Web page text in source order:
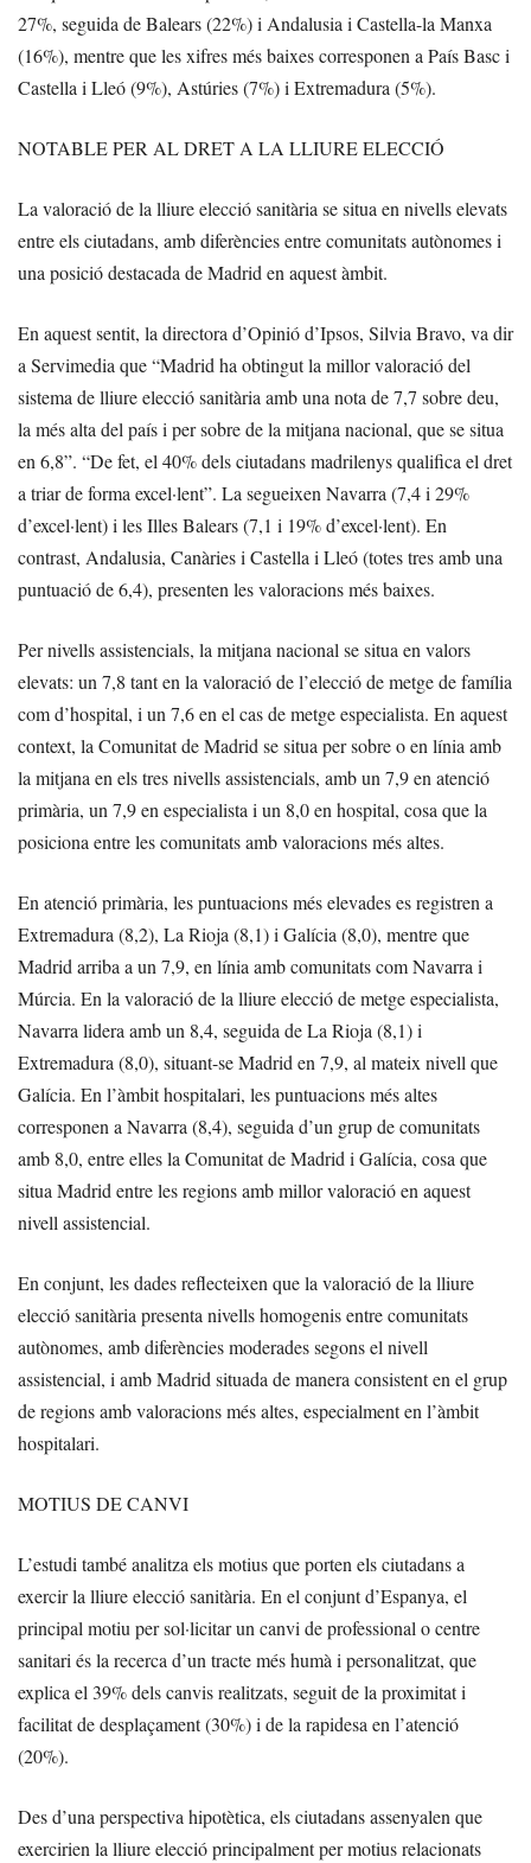
27%, seguida de Balears (22%) i Andalusia i Castella-la Manxa
(16%), mentre que les xifres més baixes corresponen a País Basc i
Castella i Lleó (9%), Astúries (7%) i Extremadura (5%).
NOTABLE PER AL DRET A LA LLIURE ELECCIÓ
La valoració de la lliure elecció sanitària se situa en nivells elevats
entre els ciutadans, amb diferències entre comunitats autònomes i
una posició destacada de Madrid en aquest àmbit.
En aquest sentit, la directora d’Opinió d’Ipsos, Silvia Bravo, va dir
a Servimedia que “Madrid ha obtingut la millor valoració del
sistema de lliure elecció sanitària amb una nota de 7,7 sobre deu,
la més alta del país i per sobre de la mitjana nacional, que se situa
en 6,8”. “De fet, el 40% dels ciutadans madrilenys qualifica el dret
a triar de forma excel·lent”. La segueixen Navarra (7,4 i 29%
d’excel·lent) i les Illes Balears (7,1 i 19% d’excel·lent). En
contrast, Andalusia, Canàries i Castella i Lleó (totes tres amb una
puntuació de 6,4), presenten les valoracions més baixes.
Per nivells assistencials, la mitjana nacional se situa en valors
elevats: un 7,8 tant en la valoració de l’elecció de metge de família
com d’hospital, i un 7,6 en el cas de metge especialista. En aquest
context, la Comunitat de Madrid se situa per sobre o en línia amb
la mitjana en els tres nivells assistencials, amb un 7,9 en atenció
primària, un 7,9 en especialista i un 8,0 en hospital, cosa que la
posiciona entre les comunitats amb valoracions més altes.
En atenció primària, les puntuacions més elevades es registren a
Extremadura (8,2), La Rioja (8,1) i Galícia (8,0), mentre que
Madrid arriba a un 7,9, en línia amb comunitats com Navarra i
Múrcia. En la valoració de la lliure elecció de metge especialista,
Navarra lidera amb un 8,4, seguida de La Rioja (8,1) i
Extremadura (8,0), situant-se Madrid en 7,9, al mateix nivell que
Galícia. En l’àmbit hospitalari, les puntuacions més altes
corresponen a Navarra (8,4), seguida d’un grup de comunitats
amb 8,0, entre elles la Comunitat de Madrid i Galícia, cosa que
situa Madrid entre les regions amb millor valoració en aquest
nivell assistencial.
En conjunt, les dades reflecteixen que la valoració de la lliure
elecció sanitària presenta nivells homogenis entre comunitats
autònomes, amb diferències moderades segons el nivell
assistencial, i amb Madrid situada de manera consistent en el grup
de regions amb valoracions més altes, especialment en l’àmbit
hospitalari.
MOTIUS DE CANVI
L’estudi també analitza els motius que porten els ciutadans a
exercir la lliure elecció sanitària. En el conjunt d’Espanya, el
principal motiu per sol·licitar un canvi de professional o centre
sanitari és la recerca d’un tracte més humà i personalitzat, que
explica el 39% dels canvis realitzats, seguit de la proximitat i
facilitat de desplaçament (30%) i de la rapidesa en l’atenció
(20%).
Des d’una perspectiva hipotètica, els ciutadans assenyalen que
exercirien la lliure elecció principalment per motius relacionats